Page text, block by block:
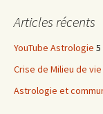
Articles récents
YouTube Astrologie
Crise de Milieu de vie
Astrologie et